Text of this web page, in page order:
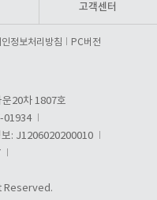
고객센터
인정보처리방침 PC버전
20차 1807호
01934
보: J1206020200010
Reserved.